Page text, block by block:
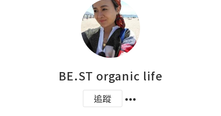
BE.ST organic life
追蹤